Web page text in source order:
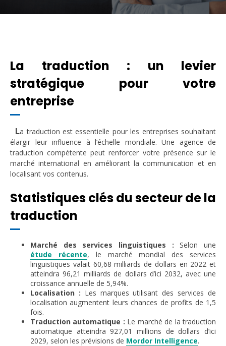
La traduction : un levier
stratégique pour votre
entreprise
La traduction est essentielle pour les entreprises souhaitant
élargir leur influence à l’échelle mondiale. Une agence de
traduction compétente peut renforcer votre présence sur le
marché international en améliorant la communication et en
localisant vos contenus.
Statistiques clés du secteur de la
traduction
Marché des services linguistiques : Selon une
étude récente, le marché mondial des services
linguistiques valait 60,68 milliards de dollars en 2022 et
atteindra 96,21 milliards de dollars d’ici 2032, avec une
croissance annuelle de 5,94%.
Localisation : Les marques utilisant des services de
localisation augmentent leurs chances de profits de 1,5
fois.
Traduction automatique : Le marché de la traduction
automatique atteindra 927,01 millions de dollars d’ici
2029, selon les prévisions de Mordor Intelligence.